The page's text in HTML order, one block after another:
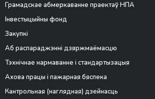
Грамадскае абмеркаванне праектаў НПА
Інвестыцыйны фонд
Закупкі
Аб распараджэнні дзяржмаёмасцю
Тэхнічнае нармаванне і стандартызацыя
Ахова працы і пажарная бяспека
Кантрольная (наглядная) дзейнасць